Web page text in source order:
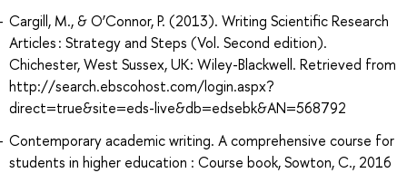
Cargill, M., & O’Connor, P. (2013). Writing Scientific Research
Articles : Strategy and Steps (Vol. Second edition).
Chichester, West Sussex, UK: Wiley-Blackwell. Retrieved from
http://search.ebscohost.com/login.aspx?
direct=true&site=eds-live&db=edsebk&AN=568792
Contemporary academic writing. A comprehensive course for
students in higher education : Course book, Sowton, C., 2016